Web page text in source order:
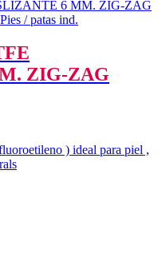
Pies / patas ind.
ZIG-ZAG
) ideal para piel ,